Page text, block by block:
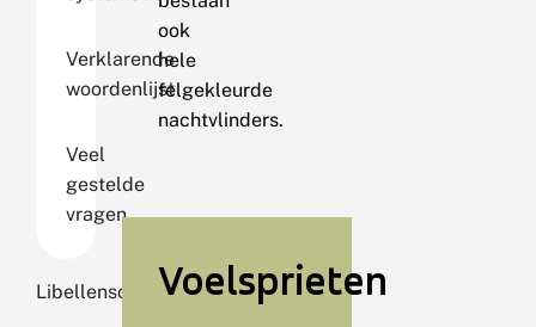
Verklarende
woordenlijst
Veel
gestelde
vragen
Libellensoorten
ook
hele
felgekleurde
nachtvlinders.
Voelsprieten